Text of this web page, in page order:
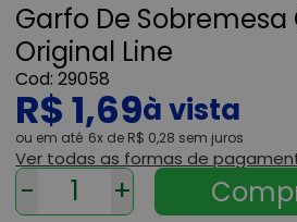
Garfo De Sobremesa
Original Line
29058
R$ 1,69
ou 6x de R$ 0,28 sem juros
Ver todas as formas de
- +